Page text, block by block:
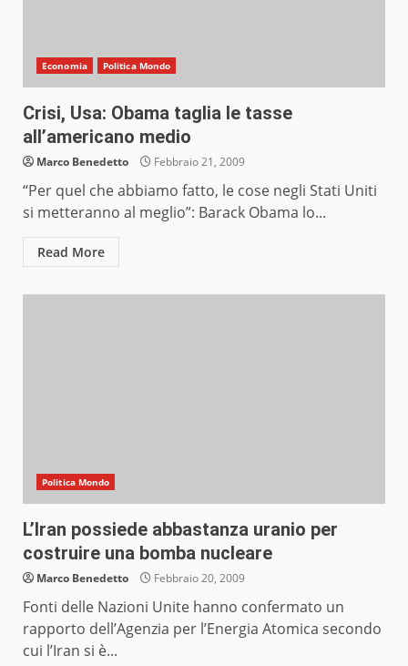
Economia Politica Mondo
Crisi, Usa: Obama taglia le tasse
all’americano medio
Marco Benedetto Febbraio 21, 2009
“Per quel che abbiamo fatto, le cose negli Stati Uniti
si metteranno al meglio”: Barack Obama lo...
Read More
Politica Mondo
L’Iran possiede abbastanza uranio per
costruire una bomba nucleare
Marco Benedetto Febbraio 20, 2009
Fonti delle Nazioni Unite hanno confermato un
rapporto dell’Agenzia per l’Energia Atomica secondo
cui l’Iran si è...